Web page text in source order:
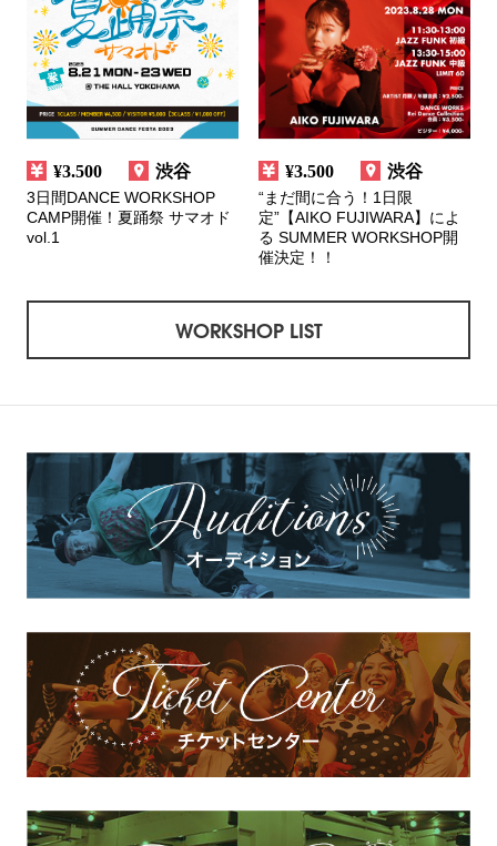
¥3.500
渋谷
3日間DANCE WORKSHOP
CAMP開催！夏踊祭 サマオド
vol.1
¥3.500
渋谷
“まだ間に合う！1日限
定”【AIKO FUJIWARA】によ
る SUMMER WORKSHOP開
催決定！！
WORKSHOP LIST